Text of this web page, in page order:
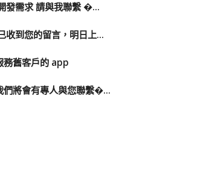
發需求 請與我聯繫 �...
收到您的留言，明日上...
務舊客戶的 app
們將會有專人與您聯繫�...